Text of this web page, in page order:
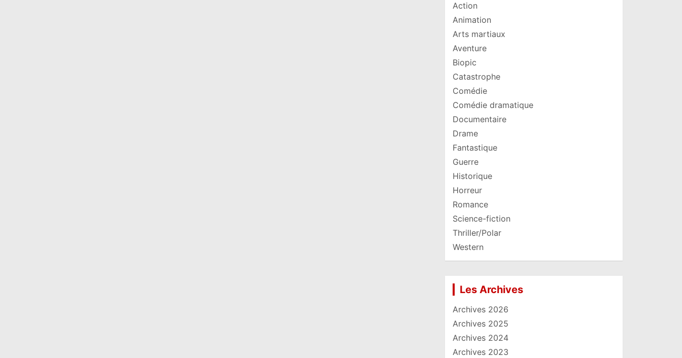
Action
Animation
Arts martiaux
Aventure
Biopic
Catastrophe
Comédie
Comédie dramatique
Documentaire
Drame
Fantastique
Guerre
Historique
Horreur
Romance
Science-fiction
Thriller/Polar
Western
Les Archives
Archives 2026
Archives 2025
Archives 2024
Archives 2023